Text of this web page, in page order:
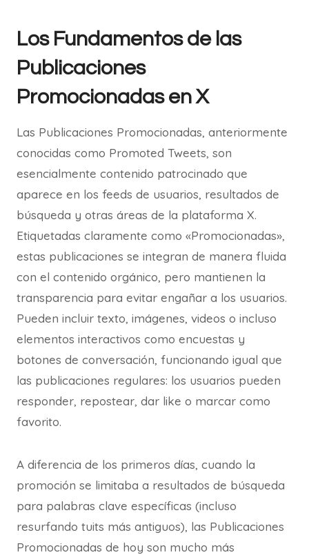
Los Fundamentos de las
Publicaciones
Promocionadas en X
Las Publicaciones Promocionadas, anteriormente
conocidas como Promoted Tweets, son
esencialmente contenido patrocinado que
aparece en los feeds de usuarios, resultados de
búsqueda y otras áreas de la plataforma X.
Etiquetadas claramente como «Promocionadas»,
estas publicaciones se integran de manera fluida
con el contenido orgánico, pero mantienen la
transparencia para evitar engañar a los usuarios.
Pueden incluir texto, imágenes, videos o incluso
elementos interactivos como encuestas y
botones de conversación, funcionando igual que
las publicaciones regulares: los usuarios pueden
responder, repostear, dar like o marcar como
favorito.
A diferencia de los primeros días, cuando la
promoción se limitaba a resultados de búsqueda
para palabras clave específicas (incluso
resurfando tuits más antiguos), las Publicaciones
Promocionadas de hoy son mucho más